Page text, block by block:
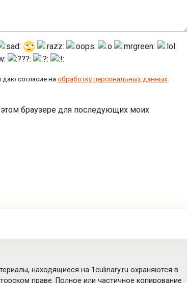
согласие на обработку персональных данных
браузере для последующих моих
находящиеся на 1culinary.ru охраняются в
праве. Полное или частичное копирование